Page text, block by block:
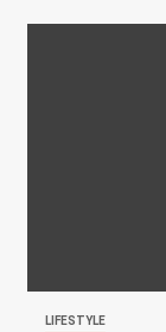
LIFESTYLE